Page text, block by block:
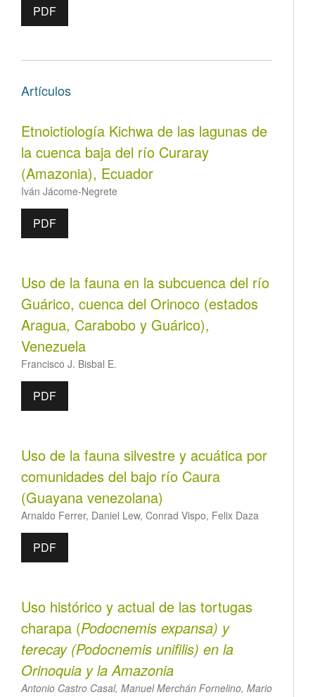
PDF
Artículos
Etnoictiología Kichwa de las lagunas de
la cuenca baja del río Curaray
(Amazonia), Ecuador
Iván Jácome-Negrete
PDF
Uso de la fauna en la subcuenca del río
Guárico, cuenca del Orinoco (estados
Aragua, Carabobo y Guárico),
Venezuela
Francisco J. Bisbal E.
PDF
Uso de la fauna silvestre y acuática por
comunidades del bajo río Caura
(Guayana venezolana)
Arnaldo Ferrer, Daniel Lew, Conrad Vispo, Felix Daza
PDF
Uso histórico y actual de las tortugas
charapa (Podocnemis expansa) y
terecay (Podocnemis unifilis) en la
Orinoquia y la Amazonia
Antonio Castro Casal, Manuel Merchán Fornelino, Mario